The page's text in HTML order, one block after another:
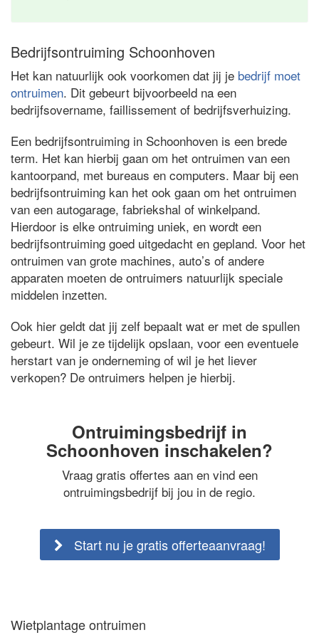
Bedrijfsontruiming Schoonhoven
Het kan natuurlijk ook voorkomen dat jij je bedrijf moet
ontruimen. Dit gebeurt bijvoorbeeld na een
bedrijfsovername, faillissement of bedrijfsverhuizing.
Een bedrijfsontruiming in Schoonhoven is een brede
term. Het kan hierbij gaan om het ontruimen van een
kantoorpand, met bureaus en computers. Maar bij een
bedrijfsontruiming kan het ook gaan om het ontruimen
van een autogarage, fabriekshal of winkelpand.
Hierdoor is elke ontruiming uniek, en wordt een
bedrijfsontruiming goed uitgedacht en gepland. Voor het
ontruimen van grote machines, auto’s of andere
apparaten moeten de ontruimers natuurlijk speciale
middelen inzetten.
Ook hier geldt dat jij zelf bepaalt wat er met de spullen
gebeurt. Wil je ze tijdelijk opslaan, voor een eventuele
herstart van je onderneming of wil je het liever
verkopen? De ontruimers helpen je hierbij.
Ontruimingsbedrijf in
Schoonhoven inschakelen?
Vraag gratis offertes aan en vind een
ontruimingsbedrijf bij jou in de regio.
Start nu je gratis offerteaanvraag!
Wietplantage ontruimen